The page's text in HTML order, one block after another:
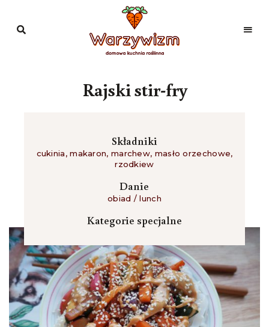
Domowa
Rajski stir-fry
Składniki
cukinia,makaron, marchew, masło orzechowe,
rzodkiew
Danie
obiad / lunch
Kategorie specjalne